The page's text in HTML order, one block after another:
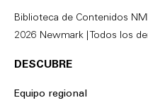
Biblioteca de Contenidos
2026 Newmark | Todos los
DESCUBRE
Equipo regional